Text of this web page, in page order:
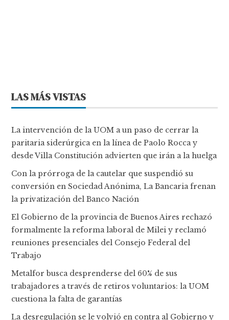
LAS MÁS VISTAS
La intervención de la UOM a un paso de cerrar la
paritaria siderúrgica en la línea de Paolo Rocca y
desde Villa Constitución advierten que irán a la huelga
Con la prórroga de la cautelar que suspendió su
conversión en Sociedad Anónima, La Bancaria frenan
la privatización del Banco Nación
El Gobierno de la provincia de Buenos Aires rechazó
formalmente la reforma laboral de Milei y reclamó
reuniones presenciales del Consejo Federal del
Trabajo
Metalfor busca desprenderse del 60% de sus
trabajadores a través de retiros voluntarios: la UOM
cuestiona la falta de garantías
La desregulación se le volvió en contra al Gobierno y